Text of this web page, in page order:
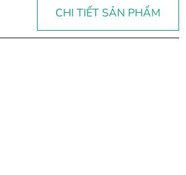
CHI TIẾT SẢN PHẨM